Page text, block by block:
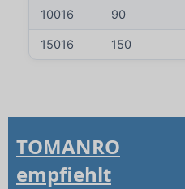
10016 90
15016 150
TOMANRO
empfiehlt